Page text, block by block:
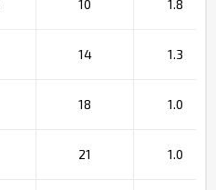
10 1.8
14 1.3
18 1.0
21 1.0